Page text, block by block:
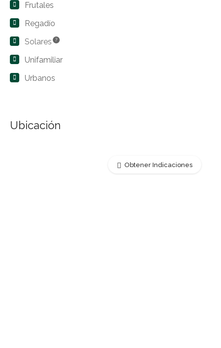
Frutales
Regadío
Solares
?
Unifamiliar
Urbanos
Ubicación
Obtener Indicaciones